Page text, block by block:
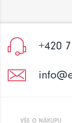
+420
VŠE O NÁKUPU